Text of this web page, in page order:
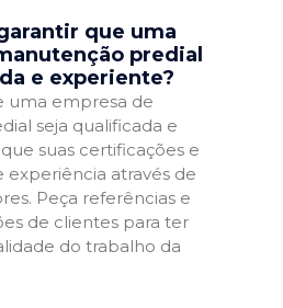
que uma
predial
e experiente?
uma empresa de
seja qualificada e
suas certificações e
experiência através de
Peça referências e
de clientes para ter
do trabalho da